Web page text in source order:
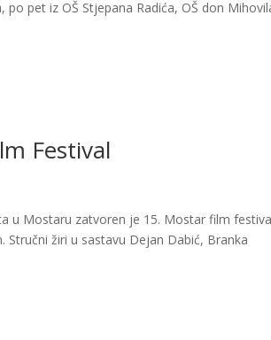
pet iz OŠ Stjepana Radića, OŠ don
Festival
u Mostaru zatvoren je 15. Mostar film
žiri u sastavu Dejan Dabić, Branka